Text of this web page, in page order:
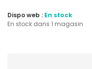
Dispo web : En stock
En stock dans 1 magasin